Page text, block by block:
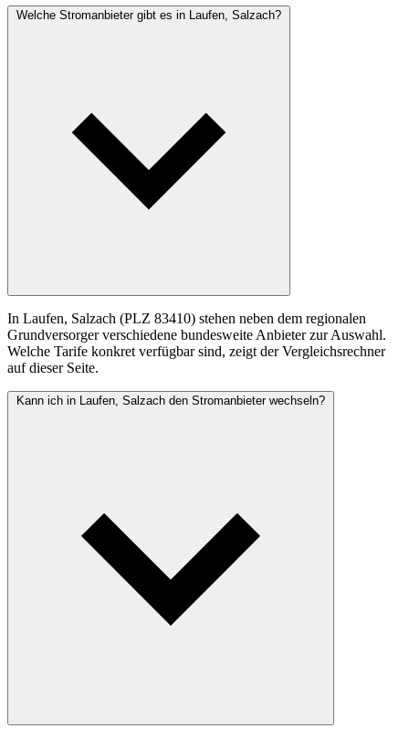
Welche Stromanbieter gibt es in Laufen, Salzach?
In Laufen, Salzach (PLZ 83410) stehen neben dem regionalen
Grundversorger verschiedene bundesweite Anbieter zur Auswahl.
Welche Tarife konkret verfügbar sind, zeigt der Vergleichsrechner
auf dieser Seite.
Kann ich in Laufen, Salzach den Stromanbieter wechseln?